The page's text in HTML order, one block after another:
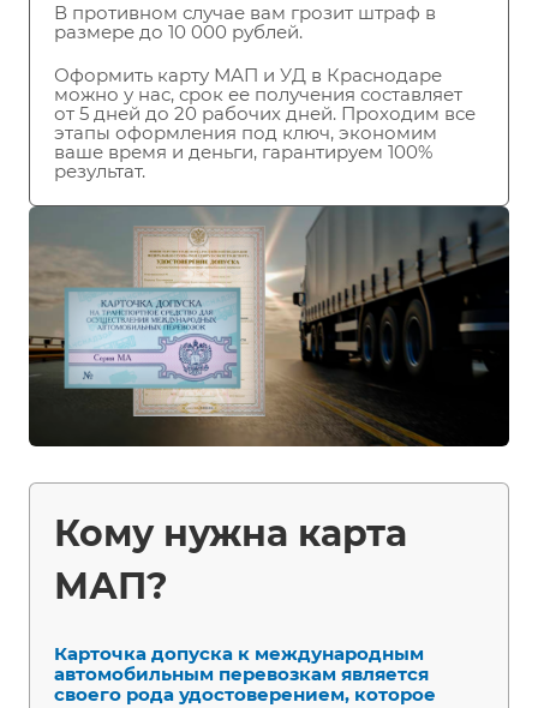
В противном случае вам грозит штраф в
размере до 10 000 рублей.
Оформить карту МАП и УД в Краснодаре
можно у нас, срок ее получения составляет
от 5 дней до 20 рабочих дней. Проходим все
этапы оформления под ключ, экономим
ваше время и деньги, гарантируем 100%
результат.
Кому нужна карта
МАП?
Карточка допуска к международным
автомобильным перевозкам является
своего рода удостоверением, которое